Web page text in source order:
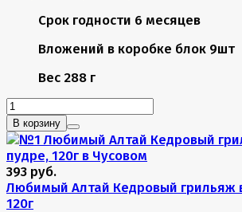
Срок годности 6 месяцев
Вложений в коробке блок 9шт
Вес 288 г
В корзину
393 руб.
Любимый Алтай Кедровый грильяж
120г